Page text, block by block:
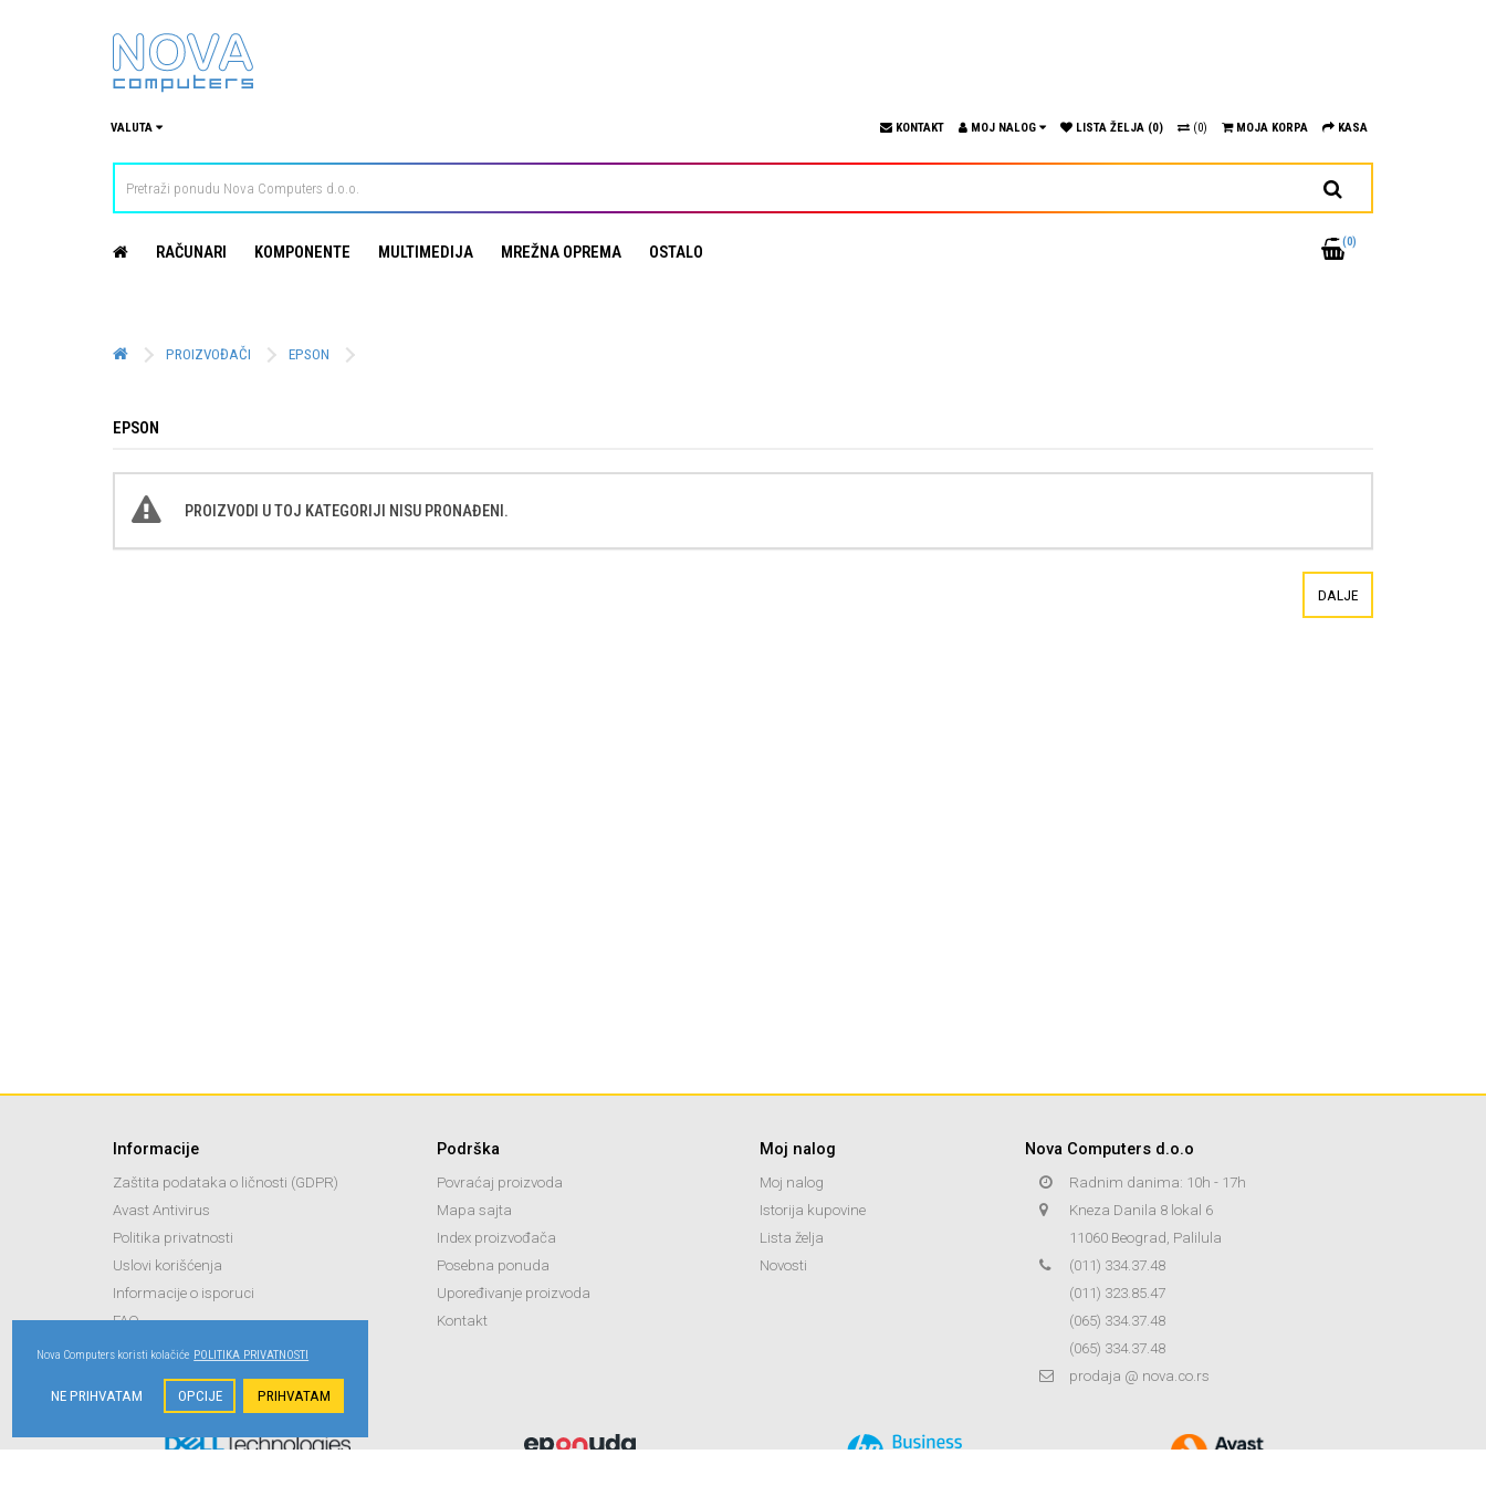
Nova Computers koristi kolačiće POLITIKA PRIVATNOSTI
NE PRIHVATAM OPCIJE PRIHVATAM
VALUTA KONTAKT MOJ NALOG LISTA ŽELJA (0) (0) MOJA KORPA KASA
RAČUNARI KOMPONENTE MULTIMEDIJA MREŽNA OPREMA OSTALO
(0)
PROIZVOĐAČI EPSON
EPSON
PROIZVODI U TOJ KATEGORIJI NISU PRONAĐENI.
DALJE
Informacije
Zaštita podataka o ličnosti (GDPR)
Avast Antivirus
Politika privatnosti
Uslovi korišćenja
Informacije o isporuci
FAQ
Podrška
Povraćaj proizvoda
Mapa sajta
Index proizvođača
Posebna ponuda
Upoređivanje proizvoda
Kontakt
Moj nalog
Moj nalog
Istorija kupovine
Lista želja
Novosti
Nova Computers d.o.o
Radnim danima: 10h - 17h
Kneza Danila 8 lokal 6
11060 Beograd, Palilula
(011) 334.37.48
(011) 323.85.47
(065) 334.37.48
(065) 334.37.48
prodaja @ nova.co.rs